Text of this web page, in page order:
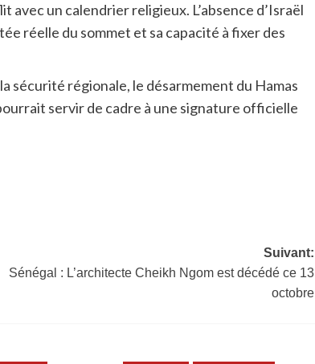
un calendrier religieux. L’absence d’Israël
réelle du sommet et sa capacité à fixer des
sécurité régionale, le désarmement du Hamas
servir de cadre à une signature officielle
Suivant:
Sénégal : L’architecte Cheikh Ngom est décédé ce 13
octobre